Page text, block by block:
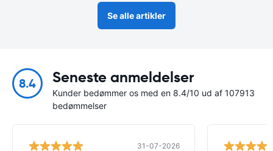
Se alle artikler
8.4 Seneste anmeldelser
Kunder bedømmer os med en 8.4/10 ud af 107913
bedømmelser
31-07-2026